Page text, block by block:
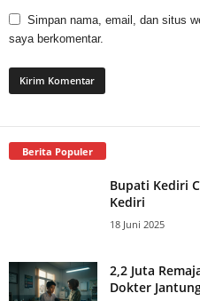
Simpan nama, email, dan situs
saya berkomentar.
Berita Populer
Bupati Kediri
Kediri
18 Juni 2025
2,2 Juta
Dokter